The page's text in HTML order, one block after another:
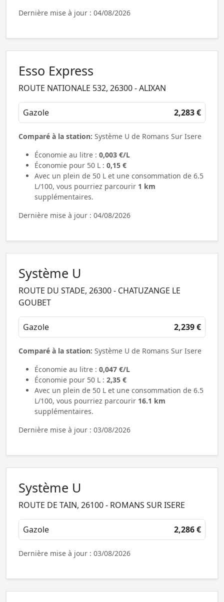
Dernière mise à jour : 04/08/2026
Esso Express
ROUTE NATIONALE 532, 26300 - ALIXAN
Gazole 2,283 €
Comparé à la station: Système U de Romans Sur Isere
Économie au litre : 0,003 €/L
Économie pour 50 L : 0,15 €
Avec un plein de 50 L et une consommation de 6.5
L/100, vous pourriez parcourir 1 km
supplémentaires.
Dernière mise à jour : 04/08/2026
Système U
ROUTE DU STADE, 26300 - CHATUZANGE LE
GOUBET
Gazole 2,239 €
Comparé à la station: Système U de Romans Sur Isere
Économie au litre : 0,047 €/L
Économie pour 50 L : 2,35 €
Avec un plein de 50 L et une consommation de 6.5
L/100, vous pourriez parcourir 16.1 km
supplémentaires.
Dernière mise à jour : 03/08/2026
Système U
ROUTE DE TAIN, 26100 - ROMANS SUR ISERE
Gazole 2,286 €
Dernière mise à jour : 03/08/2026